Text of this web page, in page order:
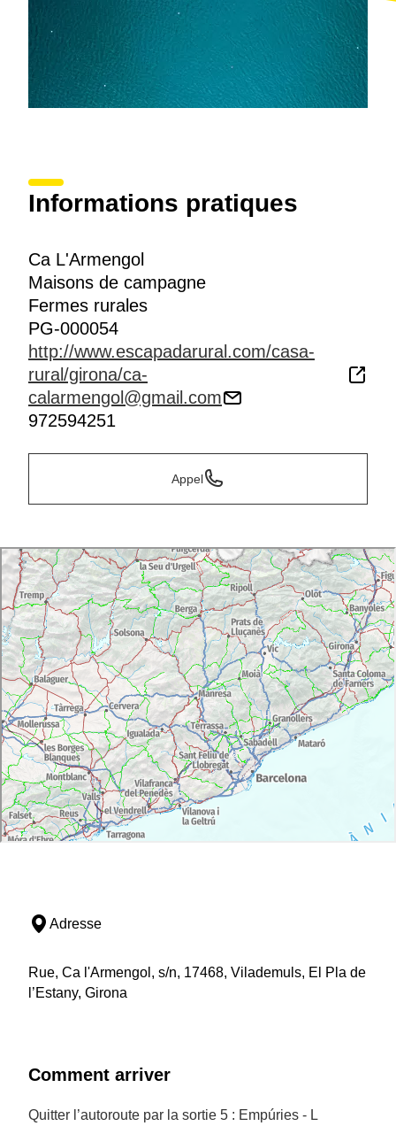
Informations pratiques
Ca L'Armengol
Maisons de campagne
Fermes rurales
PG-000054
http://www.escapadarural.com/casa-
rural/girona/ca-
calarmengol@gmail.com
972594251
Appel
Adresse
Rue, Ca l'Armengol, s/n, 17468, Vilademuls, El Pla de
l’Estany, Girona
Comment arriver
Quitter l’autoroute par la sortie 5 : Empúries - L